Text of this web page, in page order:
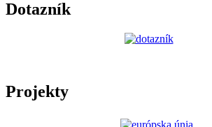
Dotazník
Projekty